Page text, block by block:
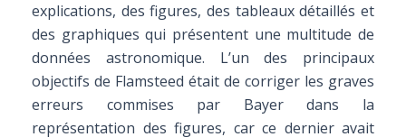
explications, des figures, des tableaux détaillés et
des graphiques qui présentent une multitude de
données astronomique. L’un des principaux
objectifs de Flamsteed était de corriger les graves
erreurs commises par Bayer dans la
représentation des figures, car ce dernier avait